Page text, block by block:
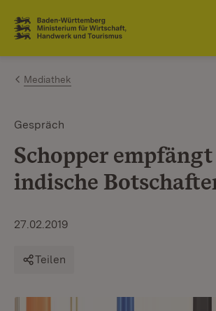
Zum Inhalt springen
Link zur Startseite
Mediathek
Gespräch
Schopper empfängt
indische
27.02.2019
Teilen